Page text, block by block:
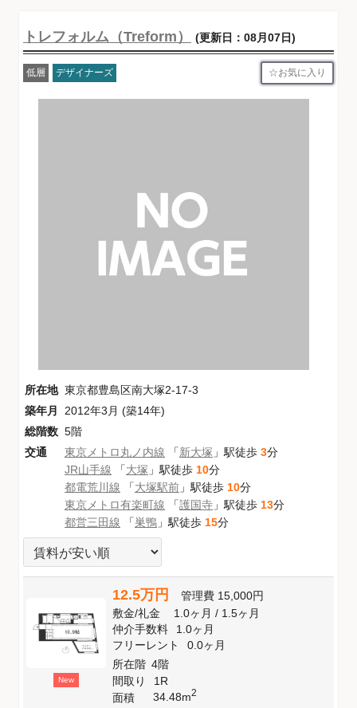
トレフォルム（Treform） (更新日：08月07日)
低層 デザイナーズ お気に入り
所在地 東京都豊島区南大塚2-17-3
築年月
2012年3月 (築14年)
総階数 5階
交通
東京メトロ丸ノ内線 「新大塚 」駅徒歩 3分
JR山手線 「大塚 」駅徒歩 10分
都電荒川線 「大塚駅前 」駅徒歩 10分
東京メトロ有楽町線 「護国寺 」駅徒歩 13分
都営三田線 「巣鴨 」駅徒歩 15分
New
12.5万円 管理費 15,000円
敷金/礼金 1.0ヶ月/ 1.5ヶ月
仲介手数料
1.0ヶ月
フリーレント
0.0ヶ月
所在階 4階
間取り
1R
面積
34.48m2